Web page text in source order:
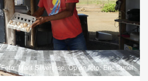
Foto: Marit Severijnse. Op de foto: Eric Curiel